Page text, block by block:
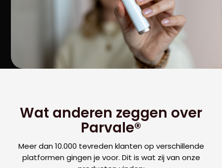
Wat anderen zeggen over
Parvale®
Meer dan 10.000 tevreden klanten op verschillende
platformen gingen je voor. Dit is wat zij van onze